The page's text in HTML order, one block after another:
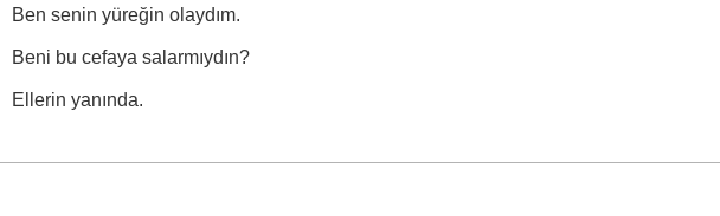
Ben senin yüreğin olaydım.
Beni bu cefaya salarmıydın?
Ellerin yanında.